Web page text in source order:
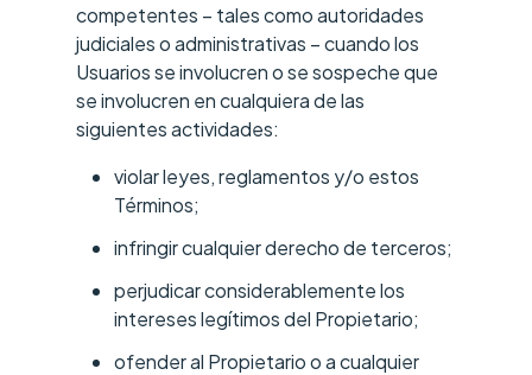
competentes – tales como autoridades
judiciales o administrativas – cuando los
Usuarios se involucren o se sospeche que
se involucren en cualquiera de las
siguientes actividades:
violar leyes, reglamentos y/o estos
Términos;
infringir cualquier derecho de terceros;
perjudicar considerablemente los
intereses legítimos del Propietario;
ofender al Propietario o a cualquier